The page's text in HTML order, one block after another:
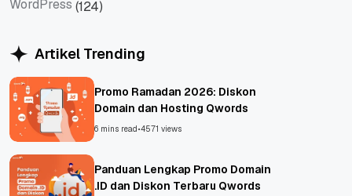
WordPress (124)
Artikel Trending
Promo Ramadan 2026: Diskon
Domain dan Hosting Qwords
6 mins read •4571 views
Panduan Lengkap Promo Domain
.ID dan Diskon Terbaru Qwords